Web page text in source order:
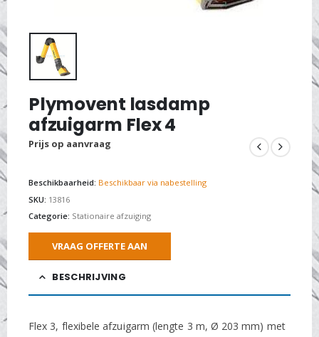
Plymovent lasdamp
afzuigarm Flex 4
Prijs op aanvraag
Beschikbaarheid: Beschikbaar via nabestelling
SKU: 13816
Categorie: Stationaire afzuiging
VRAAG OFFERTE AAN
BESCHRIJVING
Flex 3, flexibele afzuigarm (lengte 3 m, Ø 203 mm) met